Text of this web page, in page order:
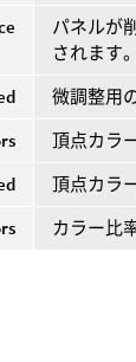
パネルが
されます
微調整用
頂点カラ
頂点カラ
カラー比